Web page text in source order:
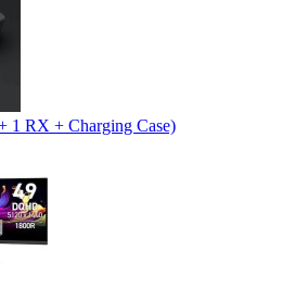
1 RX + Charging Case)